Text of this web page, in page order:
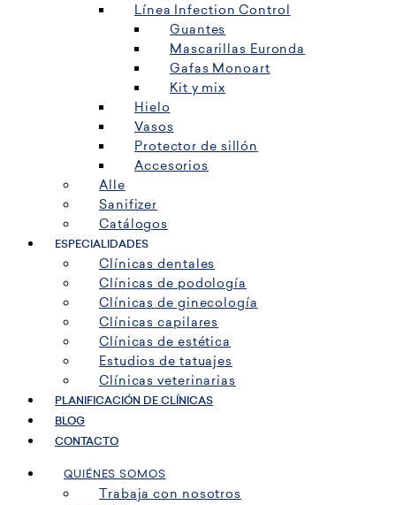
Línea Infection Control
Guantes
Mascarillas Euronda
Gafas Monoart
Kit y mix
Hielo
Vasos
Protector de sillón
Accesorios
Alle
Sanifizer
Catálogos
ESPECIALIDADES
Clínicas dentales
Clínicas de podología
Clínicas de ginecología
Clínicas capilares
Clínicas de estética
Estudios de tatuajes
Clínicas veterinarias
PLANIFICACIÓN DE CLÍNICAS
BLOG
CONTACTO
QUIÉNES SOMOS
Trabaja con nosotros